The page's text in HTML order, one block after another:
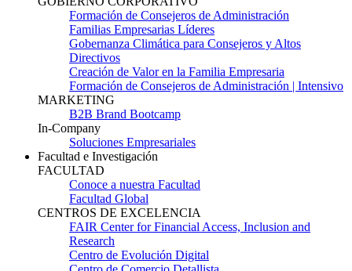
Formación de Consejeros de Administración
Familias Empresarias Líderes
Gobernanza Climática para Consejeros y Altos
Directivos
Creación de Valor en la Familia Empresaria
Formación de Consejeros de Administración | Intensivo
MARKETING
B2B Brand Bootcamp
In-Company
Soluciones Empresariales
Facultad e Investigación
FACULTAD
Conoce a nuestra Facultad
Facultad Global
CENTROS DE EXCELENCIA
FAIR Center for Financial Access, Inclusion and
Research
Centro de Evolución Digital